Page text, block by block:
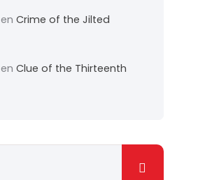
enCrime of the Jilted
enClue of the Thirteenth